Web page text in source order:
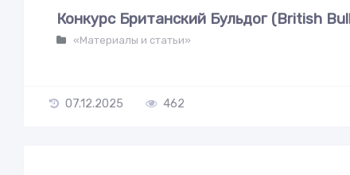
Конкурс Британский Бульдог (British
«Материалы и статьи»
07.12.2025 462